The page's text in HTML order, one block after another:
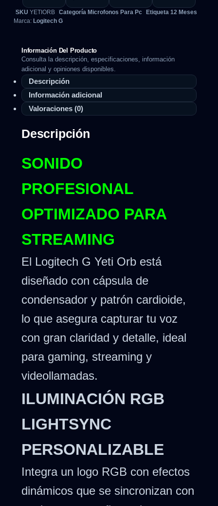
SKU YETIORB Categoría Microfonos Para Pc Etiqueta 12 Meses
Marca: Logitech G
Información Del Producto
Consulta la descripción, especificaciones, información
adicional y opiniones disponibles.
Descripción
Información adicional
Valoraciones (0)
Descripción
SONIDO
PROFESIONAL
OPTIMIZADO PARA
STREAMING
El Logitech G Yeti Orb está
diseñado con cápsula de
condensador y patrón cardioide,
lo que asegura capturar tu voz
con gran claridad y detalle, ideal
para gaming, streaming y
videollamadas.
ILUMINACIÓN RGB
LIGHTSYNC
PERSONALIZABLE
Integra un logo RGB con efectos
dinámicos que se sincronizan con